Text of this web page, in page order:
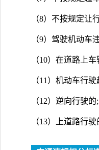
（8）不按规定让
（9）驾驶机动车
（10）在道路上
（11）机动车行
（12）逆向行驶的;
（13）上道路行